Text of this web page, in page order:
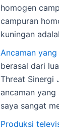
homogen
campuran
kuningan
Ancaman
berasal dari
Threat Sinergi
ancaman
saya sangat
Produksi